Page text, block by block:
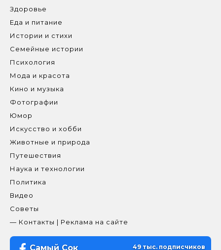
Здоровье
Еда и питание
Истории и стихи
Семейные истории
Психология
Мода и красота
Кино и музыка
Фотографии
Юмор
Искусство и хобби
Животные и природа
Путешествия
Наука и технологии
Политика
Видео
Советы
— Контакты | Реклама на сайте
Самый Сок 49 тыс. подписчиков